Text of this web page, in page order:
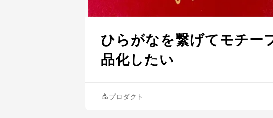
ひらがなを繋げてモチ
品化したい
プロダクト